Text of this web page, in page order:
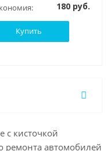
180 руб.
Купить
с кисточкой
ремонта автомобилей